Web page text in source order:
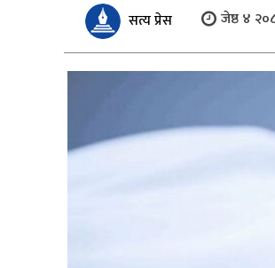
सत्य प्रेस जेष्ठ ४